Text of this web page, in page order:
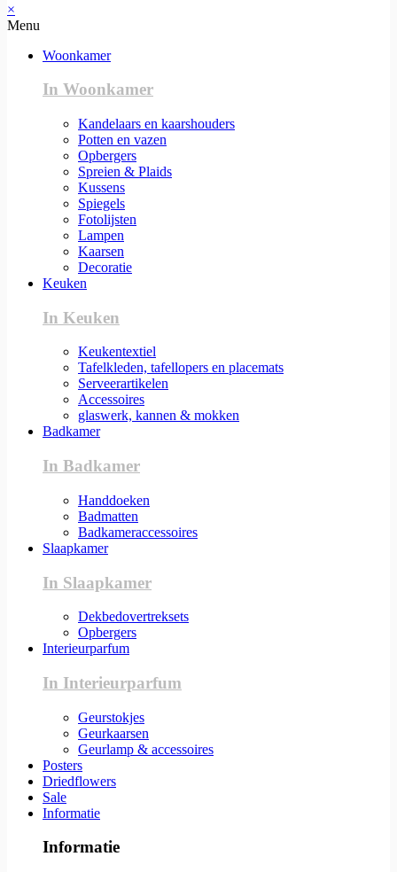
×
Menu
Woonkamer
In Woonkamer
Kandelaars en kaarshouders
Potten en vazen
Opbergers
Spreien & Plaids
Kussens
Spiegels
Fotolijsten
Lampen
Kaarsen
Decoratie
Keuken
In Keuken
Keukentextiel
Tafelkleden, tafellopers en placemats
Serveerartikelen
Accessoires
glaswerk, kannen & mokken
Badkamer
In Badkamer
Handdoeken
Badmatten
Badkameraccessoires
Slaapkamer
In Slaapkamer
Dekbedovertreksets
Opbergers
Interieurparfum
In Interieurparfum
Geurstokjes
Geurkaarsen
Geurlamp & accessoires
Posters
Driedflowers
Sale
Informatie
Informatie